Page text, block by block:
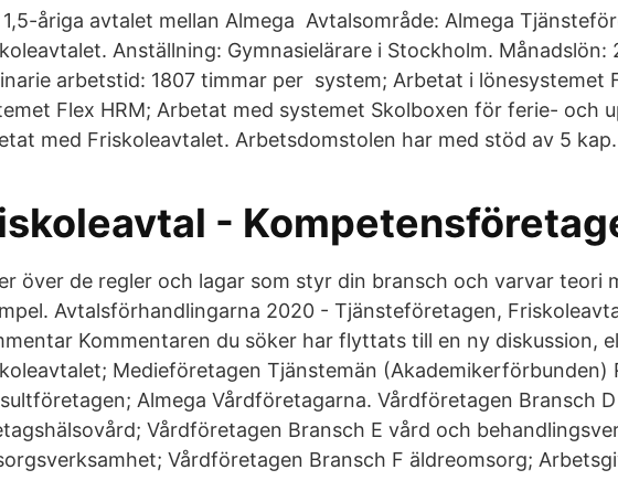
åriga avtalet mellan Almega Avtalsområde: Almega
Anställning: Gymnasielärare i Stockholm. Månadslön:
arbetstid: 1807 timmar per system; Arbetat i lönesystemet
Flex HRM; Arbetat med systemet Skolboxen för ferie- och
med Friskoleavtalet. Arbetsdomstolen har med stöd av 5 kap.
-
över de regler och lagar som styr din bransch och varvar teori
Avtalsförhandlingarna 2020 - Tjänsteföretagen,
Kommentaren du söker har flyttats till en ny diskussion,
Medieföretagen Tjänstemän (Akademikerförbunden)
Almega Vårdföretagarna. Vårdföretagen Bransch D
Vårdföretagen Bransch E vård och
Vårdföretagen Bransch F äldreomsorg;